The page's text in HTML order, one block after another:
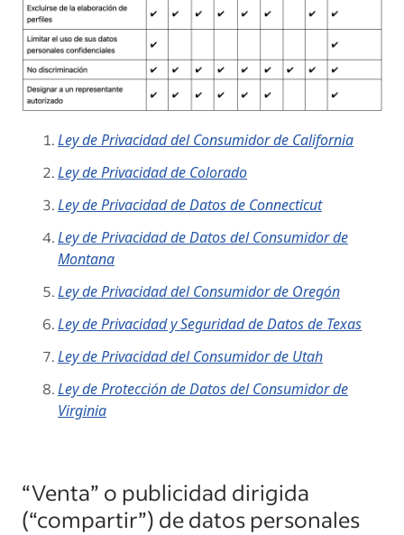
Ley de Privacidad del Consumidor de California
Ley de Privacidad de Colorado
Ley de Privacidad de Datos de Connecticut
Ley de Privacidad de Datos del Consumidor de
Montana
Ley de Privacidad del Consumidor de Oregón
Ley de Privacidad y Seguridad de Datos de Texas
Ley de Privacidad del Consumidor de Utah
Ley de Protección de Datos del Consumidor de
Virginia
“Venta” o publicidad dirigida
(“compartir”) de datos personales